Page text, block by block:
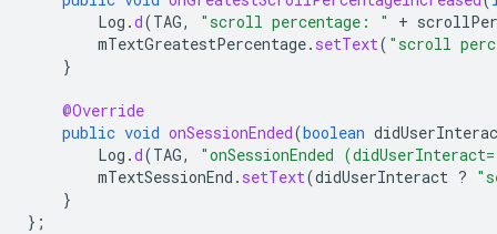
Log .d(TAG, "scroll percentage: " +
mTextGreatestPercentage. setText( "scroll
}
@Override
public void onSessionEnded(boolean
Log .d(TAG,
"onSessionEnded
mTextSessionEnd . setText(didUserInteract ?
}
};